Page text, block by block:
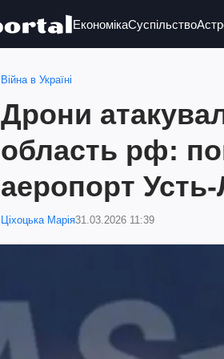
ЕкономікаСуспільство
Війна в Україні
Дрони
область рф:
аеропорт
Ціхоцька Марія31.03.2026 11:39